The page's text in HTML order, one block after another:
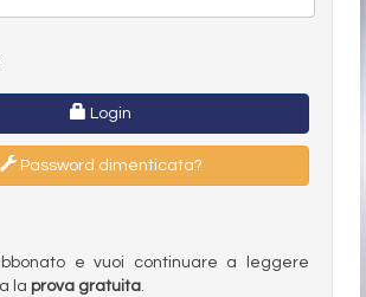
Login
Password dimenticata?
e vuoi continuare a leggere
la prova gratuita.